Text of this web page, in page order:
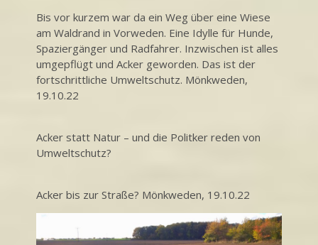
Bis vor kurzem war da ein Weg über eine Wiese
am Waldrand in Vorweden. Eine Idylle für Hunde,
Spaziergänger und Radfahrer. Inzwischen ist alles
umgepflügt und Acker geworden. Das ist der
fortschrittliche Umweltschutz. Mönkweden,
19.10.22
Acker statt Natur – und die Politker reden von
Umweltschutz?
Acker bis zur Straße? Mönkweden, 19.10.22